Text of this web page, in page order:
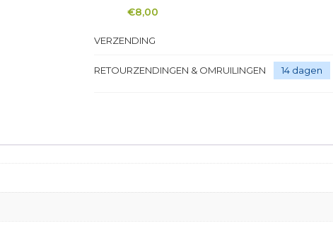
€8,00
VERZENDING
RETOURZENDINGEN & OMRUILINGEN 14 dagen